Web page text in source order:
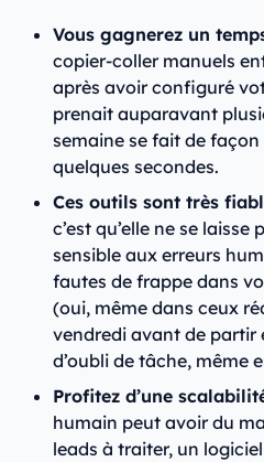
Vous gagnerez un
copier-coller manuels
après avoir configuré
prenait auparavant
semaine se fait de
quelques secondes.
Ces outils sont très
c’est qu’elle ne se laisse
sensible aux erreurs
fautes de frappe dans
(oui, même dans ceux
vendredi avant de partir
d’oubli de tâche, même
Profitez d’une
humain peut avoir du
leads à traiter, un